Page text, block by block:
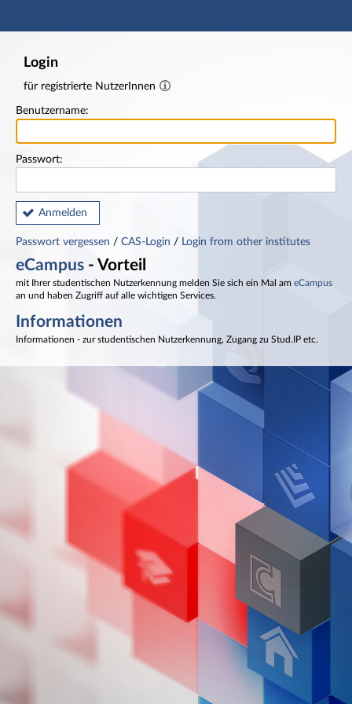
Hauptnavigation
Login
für registrierte NutzerInnen
Benutzername:
Passwort:
Anmelden
Passwort vergessen / CAS-Login / Login from other institutes
eCampus - Vorteil
mit Ihrer studentischen Nutzerkennung melden Sie sich ein Mal am eCampus
an und haben Zugriff auf alle wichtigen Services.
Informationen
Informationen - zur studentischen Nutzerkennung, Zugang zu Stud.IP etc.